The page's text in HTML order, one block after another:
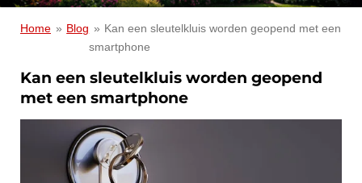
Home » Blog » Kan een sleutelkluis worden geopend met een
smartphone
Kan een sleutelkluis worden geopend
met een smartphone